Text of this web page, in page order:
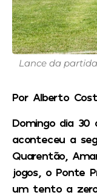
Lance da
Por Alberto
Domingo dia 30
aconteceu a
Quarentão,
jogos, o Ponte
um tento a